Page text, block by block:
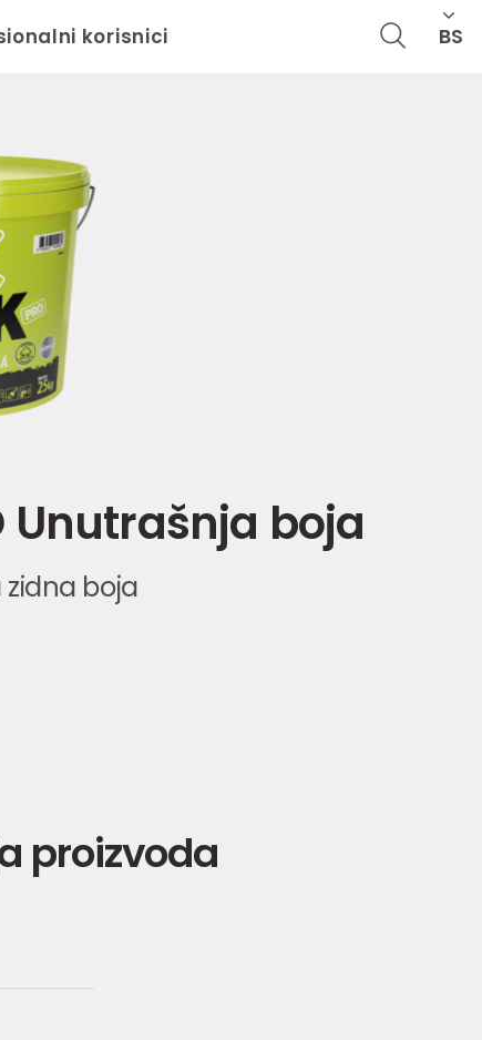
korisnici BS
Unutrašnja boja
boja
proizvoda